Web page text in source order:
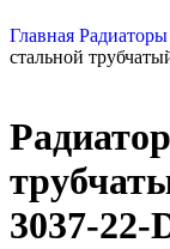
Главная Радиаторы
стальной
3037-22-